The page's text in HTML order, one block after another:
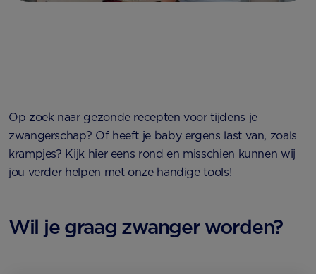
Op zoek naar gezonde recepten voor tijdens je
zwangerschap? Of heeft je baby ergens last van, zoals
krampjes? Kijk hier eens rond en misschien kunnen wij
jou verder helpen met onze handige tools!
Wil je graag zwanger worden?